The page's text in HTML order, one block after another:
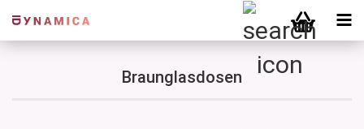
Braunglasdosen